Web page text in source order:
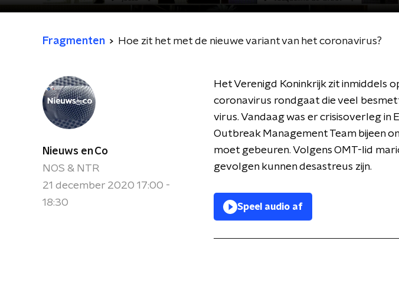
Fragmenten Hoe zit het met de nieuwe variant van het coronavirus?
Nieuws en Co
NOS & NTR
21 december 2020 17:00 -
18:30
Het Verenigd Koninkrijk zit inmiddels
coronavirus rondgaat die veel
virus. Vandaag was er crisisoverleg in
Outbreak Management Team bijeen
moet gebeuren. Volgens OMT-lid
gevolgen kunnen desastreus zijn.
Speel audio af